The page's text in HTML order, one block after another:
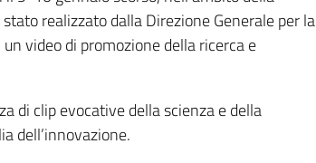
realizzato dalla Direzione Generale per la
video di promozione della ricerca e
di clip evocative della scienza e della
dell’innovazione.